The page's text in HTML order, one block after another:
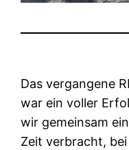
Das vergangene
war ein voller
wir gemeinsam
Zeit verbracht,